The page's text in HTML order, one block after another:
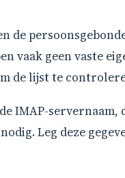
de
vaak geen vaste
de lijst te
IMAP-servernaam,
Leg deze